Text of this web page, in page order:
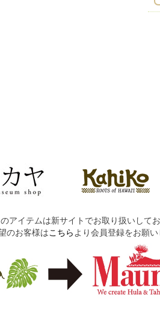
アイテムは新サイトでお取り扱いしてお
のお客様はこちら より会員登録をお願い